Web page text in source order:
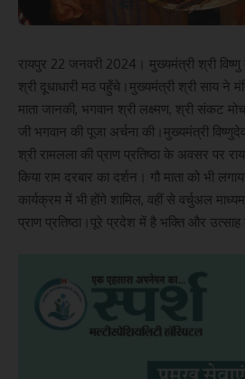
रायपुर 22 जनवरी 2024। मुख्यमंत्री श्री विष्णु
श्री दूधाधारी मठ पहुँचे।मुख्यमंत्री श्री साय ने
माता जानकी, भगवान श्री लक्ष्मण, श्री संकट
जी भगवान की पूजा अर्चना की।मुख्यमंत्री
श्री रामलला की प्राण प्रतिष्ठा के अवसर पर
किया राम दरबार का दर्शन। गौ माता को भी
कार्यक्रम में भी होंगे शामिल, वहीं से वर्चुअल
प्राण प्रतिष्ठा।पूरे प्रदेश में है भक्ति और उत्साह